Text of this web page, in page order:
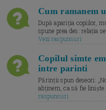
Cum ramanem
După apariția copiilor,
spune prea des: relația
Vezi raspunsuri
Copilul simte
intre parinti
Părinții spun deseori:
abținem, ca să fie
raspunsuri